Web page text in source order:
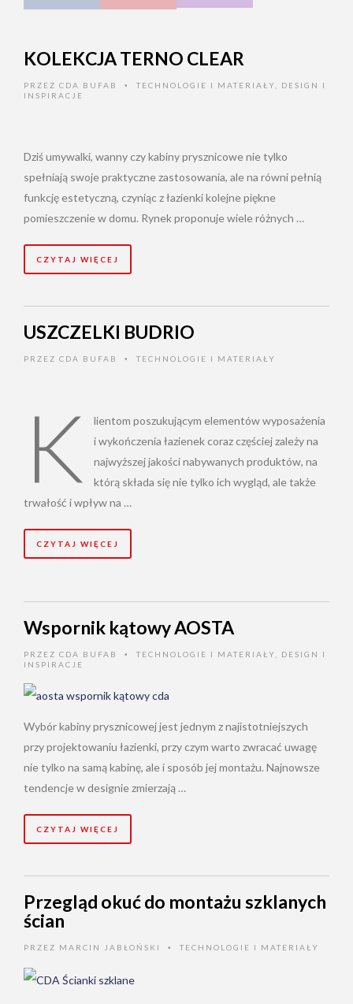
KOLEKCJA TERNO CLEAR
PRZEZ CDA BUFAB • TECHNOLOGIE I MATERIAŁY
DESIGN I
INSPIRACJE
Dziś umywalki, wanny czy kabiny prysznicowe nie tylko
spełniają swoje praktyczne zastosowania, ale na równi pełnią
funkcję estetyczną, czyniąc z łazienki kolejne piękne
pomieszczenie w domu. Rynek proponuje wiele różnych …
CZYTAJ WIĘCEJ
USZCZELKI BUDRIO
PRZEZ CDA BUFAB • TECHNOLOGIE I MATERIAŁY
K
lientom poszukującym elementów wyposażenia
i wykończenia łazienek coraz częściej zależy na
najwyższej jakości nabywanych produktów, na
którą składa się nie tylko ich wygląd, ale także
trwałość i wpływ na …
CZYTAJ WIĘCEJ
Wspornik kątowy AOSTA
PRZEZ CDA BUFAB • TECHNOLOGIE I MATERIAŁY
DESIGN I
INSPIRACJE
Wybór kabiny prysznicowej jest jednym z najistotniejszych
przy projektowaniu łazienki, przy czym warto zwracać uwagę
nie tylko na samą kabinę, ale i sposób jej montażu. Najnowsze
tendencje w designie zmierzają …
CZYTAJ WIĘCEJ
Przegląd okuć do montażu szklanych
ścian
PRZEZ MARCIN JABŁOŃSKI • TECHNOLOGIE I MATERIAŁY